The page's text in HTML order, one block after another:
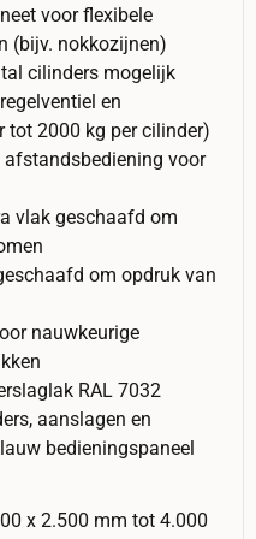
voor flexibele
(bijv. nokkozijnen)
cilinders mogelijk
en
tot 2000 kg per cilinder)
voor
vlak geschaafd om
om opdruk van
nauwkeurige
RAL 7032
aanslagen en
bedieningspaneel
x 2.500 mm tot 4.000